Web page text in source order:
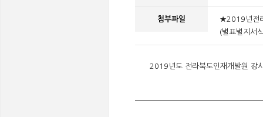
첨부파일
★2019년전
(별표별지서
2019년도 전라북도인재개발원 강